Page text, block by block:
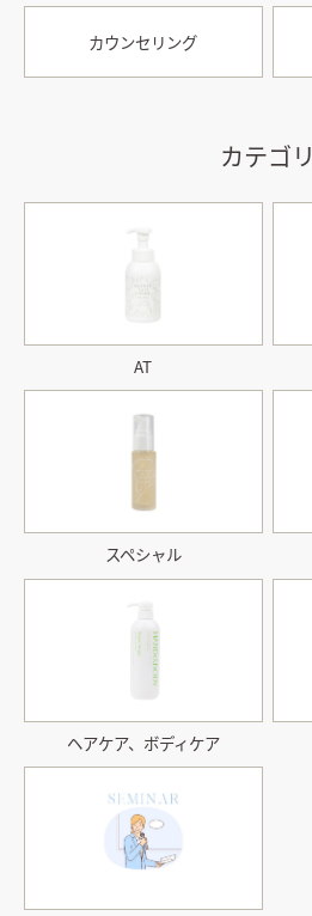
カウンセリング
カテゴリ
AT
スペシャル
ヘアケア、ボディケア